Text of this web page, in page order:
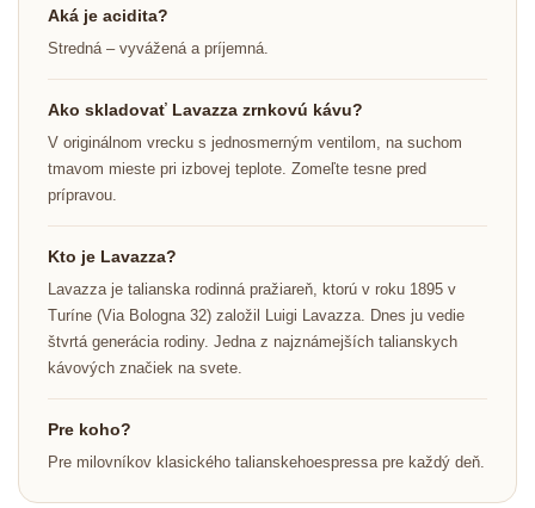
Aká je acidita?
Stredná – vyvážená a príjemná.
Ako skladovať Lavazza zrnkovú kávu?
V originálnom vrecku s jednosmerným ventilom, na suchom
tmavom mieste pri izbovej teplote. Zomeľte tesne pred
prípravou.
Kto je Lavazza?
Lavazza je talianska rodinná pražiareň, ktorú v roku 1895 v
Turíne (Via Bologna 32) založil Luigi Lavazza. Dnes ju vedie
štvrtá generácia rodiny. Jedna z najznámejších talianskych
kávových značiek na svete.
Pre koho?
Pre milovníkov klasického talianskehoespressa pre každý deň.